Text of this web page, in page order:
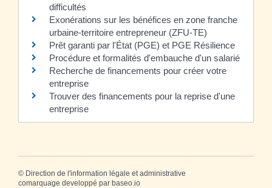
difficultés
Exonérations sur les bénéfices en zone franche
urbaine-territoire entrepreneur (ZFU-TE)
Prêt garanti par l'État (PGE) et PGE Résilience
Procédure et formalités d'embauche d'un salarié
Recherche de financements pour créer votre
entreprise
Trouver des financements pour la reprise d'une
entreprise
© Direction de l'information légale et administrative
comarquage developpé par baseo.io